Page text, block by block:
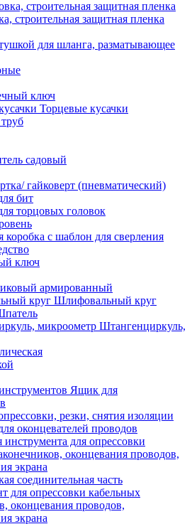
строительная защитная пленка
для шланга, разматывающее
ключ
Торцевые кусачки
садовый
гайковерт (пневматический)
бит
торцовых головок
коробка с шаблон для сверления
ключ
армированный
Шлифовальный круг
Штангенциркуль,
Ящик для
резки, снятия изоляции
оконцевателей проводов
для опрессовки
оконцевания проводов,
экрана
соединительная часть